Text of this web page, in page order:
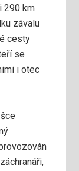
290 km
závalu
cesty
se
i otec